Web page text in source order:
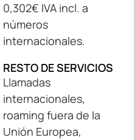
0,302€ IVA incl. a
números
internacionales.
RESTO DE SERVICIOS
Llamadas
internacionales,
roaming fuera de la
Unión Europea,